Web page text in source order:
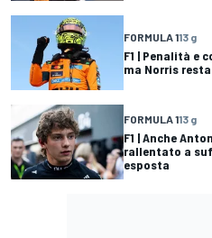
FORMULA 113 g
F1 | Penalità e
ma Norris
FORMULA 113 g
F1 | Anche
rallentato a
esposta